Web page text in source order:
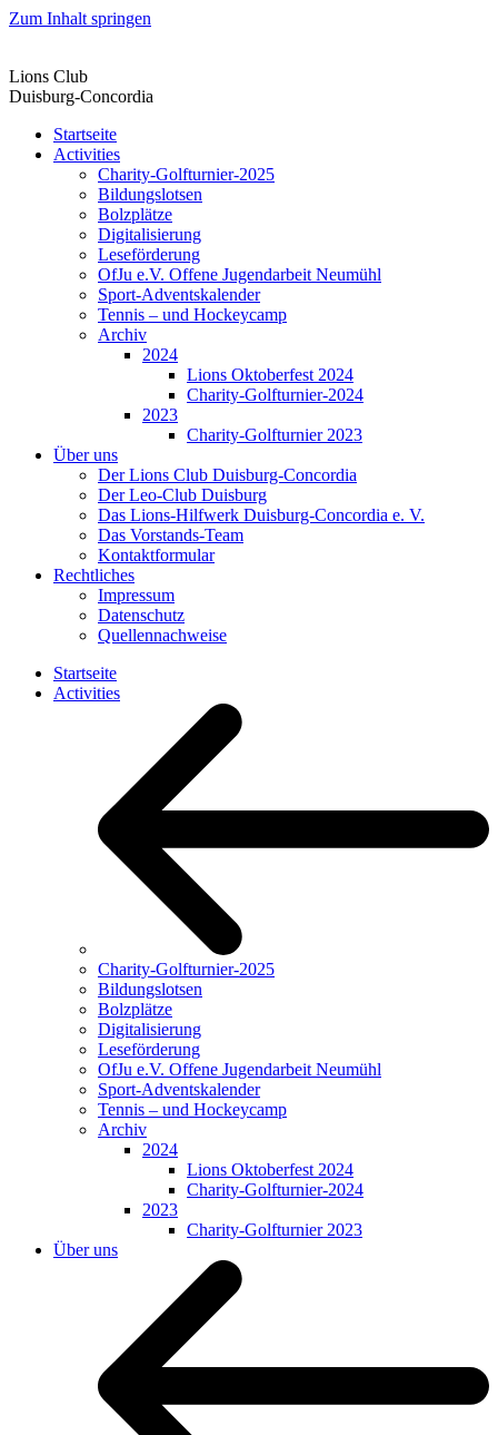
Zum Inhalt springen
Lions Club
Duisburg-Concordia
Startseite
Activities
Charity-Golfturnier-2025
Bildungslotsen
Bolzplätze
Digitalisierung
Leseförderung
OfJu e.V. Offene Jugendarbeit Neumühl
Sport-Adventskalender
Tennis – und Hockeycamp
Archiv
2024
Lions Oktoberfest 2024
Charity-Golfturnier-2024
2023
Charity-Golfturnier 2023
Über uns
Der Lions Club Duisburg-Concordia
Der Leo-Club Duisburg
Das Lions-Hilfwerk Duisburg-Concordia e. V.
Das Vorstands-Team
Kontaktformular
Rechtliches
Impressum
Datenschutz
Quellennachweise
Startseite
Activities
Charity-Golfturnier-2025
Bildungslotsen
Bolzplätze
Digitalisierung
Leseförderung
OfJu e.V. Offene Jugendarbeit Neumühl
Sport-Adventskalender
Tennis – und Hockeycamp
Archiv
2024
Lions Oktoberfest 2024
Charity-Golfturnier-2024
2023
Charity-Golfturnier 2023
Über uns